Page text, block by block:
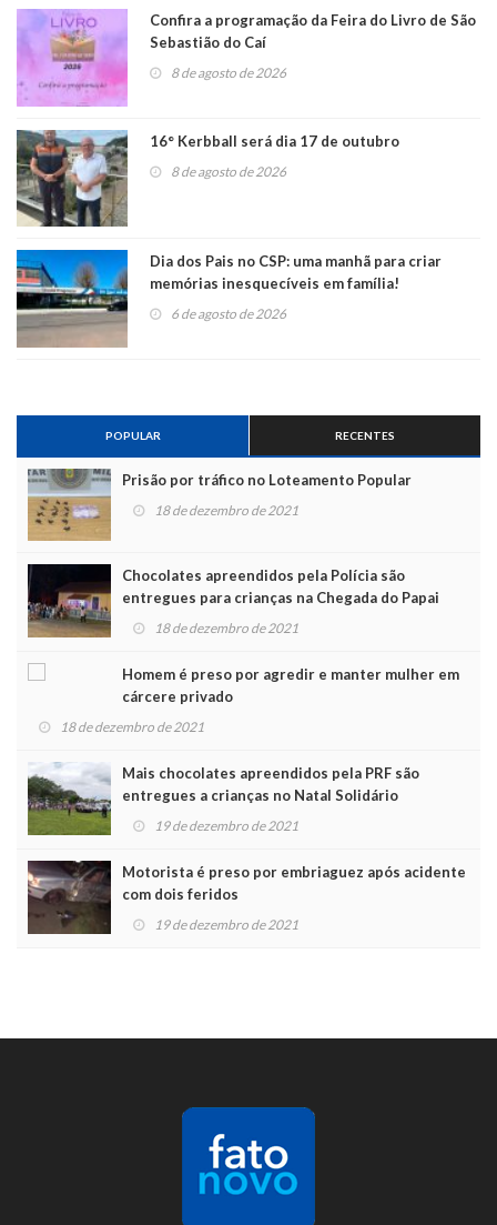
Confira a programação da Feira do Livro de São
Sebastião do Caí
8 de agosto de 2026
16° Kerbball será dia 17 de outubro
8 de agosto de 2026
Dia dos Pais no CSP: uma manhã para criar
memórias inesquecíveis em família!
6 de agosto de 2026
POPULAR RECENTES
Prisão por tráfico no Loteamento Popular
18 de dezembro de 2021
Chocolates apreendidos pela Polícia são
entregues para crianças na Chegada do Papai
Noel 18 de dezembro de 2021
Homem é preso por agredir e manter mulher em
cárcere privado
18 de dezembro de 2021
Mais chocolates apreendidos pela PRF são
entregues a crianças no Natal Solidário
19 de dezembro de 2021
Motorista é preso por embriaguez após acidente
com dois feridos
19 de dezembro de 2021